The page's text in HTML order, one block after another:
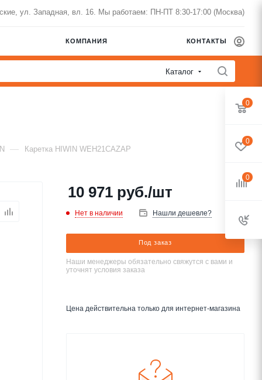
ул. Западная, вл. 16. Мы работаем: ПН-ПТ 8:30-17:00 (Москва)
КОМПАНИЯ КОНТАКТЫ
Каталог
— Каретка HIWIN WEH21CAZAP
10 971 руб./шт
Нет в наличии Нашли дешевле?
Под заказ
Наши менеджеры обязательно свяжутся с вами и
уточнят условия заказа
Цена действительна только для интернет-магазина
0
0
0